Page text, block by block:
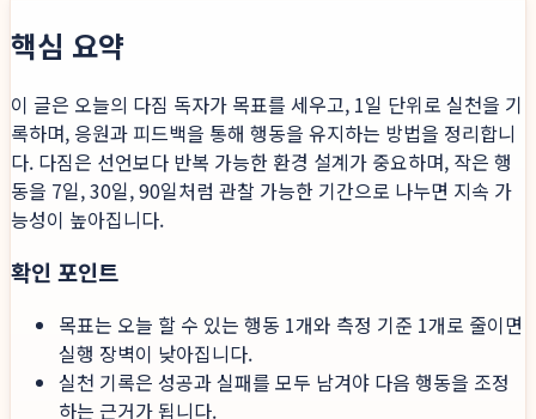
핵심 요약
이 글은 오늘의 다짐 독자가 목표를 세우고, 1일 단위로 실천을 기
록하며, 응원과 피드백을 통해 행동을 유지하는 방법을 정리합니
다. 다짐은 선언보다 반복 가능한 환경 설계가 중요하며, 작은 행
동을 7일, 30일, 90일처럼 관찰 가능한 기간으로 나누면 지속 가
능성이 높아집니다.
확인 포인트
목표는 오늘 할 수 있는 행동 1개와 측정 기준 1개로 줄이면
실행 장벽이 낮아집니다.
실천 기록은 성공과 실패를 모두 남겨야 다음 행동을 조정
하는 근거가 됩니다.